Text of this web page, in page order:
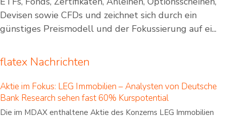
Devisen sowie CFDs und zeichnet sich durch ein
günstiges Preismodell und der Fokussierung auf ei...
flatex Nachrichten
Aktie im Fokus: LEG Immobilien – Analysten von Deutsche
Bank Research sehen fast 60% Kurspotential
Die im MDAX enthaltene Aktie des Konzerns LEG Immobilien